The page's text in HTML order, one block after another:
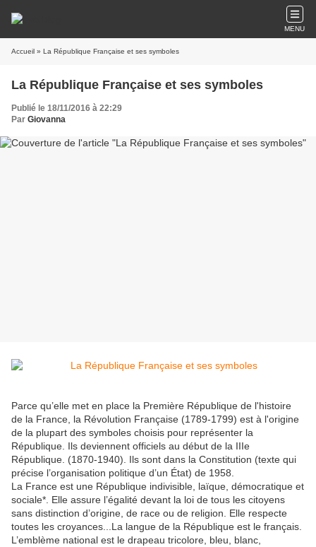
MENU
Accueil » La République Française et ses symboles
La République Française et ses symboles
Publié le 18/11/2016 à 22:29
Par Giovanna
Parce qu’elle met en place la Première République de l'histoire
de la France, la Révolution Française (1789-1799) est à l'origine
de la plupart des symboles choisis pour représenter la
République. Ils deviennent officiels au début de la IIIe
République. (1870-1940). Ils sont dans la Constitution (texte qui
précise l’organisation politique d’un État) de 1958.
La France est une République indivisible, laïque, démocratique et
sociale*. Elle assure l’égalité devant la loi de tous les citoyens
sans distinction d’origine, de race ou de religion. Elle respecte
toutes les croyances...La langue de la République est le français.
L’emblème national est le drapeau tricolore, bleu, blanc,